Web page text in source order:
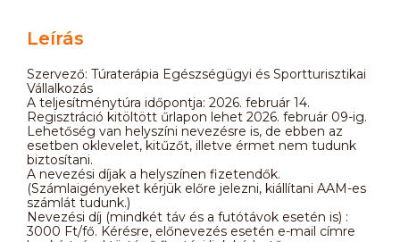
Leírás
Szervező: Túraterápia Egészségügyi és Sportturisztikai
Vállalkozás
A teljesítménytúra időpontja: 2026. február 14.
Regisztráció kitöltött űrlapon lehet 2026. február 09-ig.
Lehetőség van helyszíni nevezésre is, de ebben az
esetben oklevelet, kitűzőt, illetve érmet nem tudunk
biztosítani.
A nevezési díjak a helyszínen fizetendők.
(Számlaigényeket kérjük előre jelezni, kiállítani AAM-es
számlát tudunk.)
Nevezési díj (mindkét táv és a futótávok esetén is) :
3000 Ft/fő. Kérésre, előnevezés esetén e-mail címre